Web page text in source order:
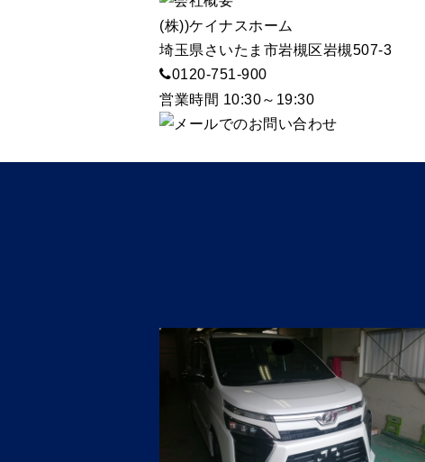
(株))ケイナスホーム
埼玉県さいたま市岩槻区岩槻507-3
0120-751-900
営業時間 10:30～19:30